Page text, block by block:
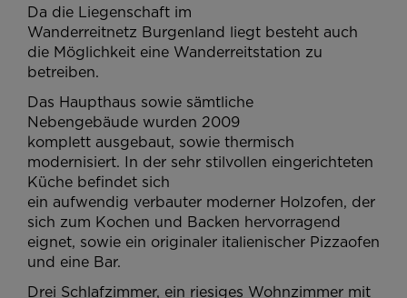
Da die Liegenschaft im
Wanderreitnetz Burgenland liegt besteht auch
die Möglichkeit eine Wanderreitstation zu
betreiben.
Das Haupthaus sowie sämtliche
Nebengebäude wurden 2009
komplett ausgebaut, sowie thermisch
modernisiert. In der sehr stilvollen eingerichteten
Küche befindet sich
ein aufwendig verbauter moderner Holzofen, der
sich zum Kochen und Backen hervorragend
eignet, sowie ein originaler italienischer Pizzaofen
und eine Bar.
Drei Schlafzimmer, ein riesiges Wohnzimmer mit